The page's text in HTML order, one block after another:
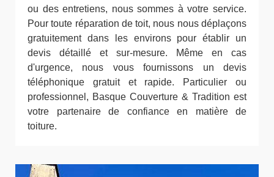
ou des entretiens, nous sommes à votre service.
Pour toute réparation de toit, nous nous déplaçons
gratuitement dans les environs pour établir un
devis détaillé et sur-mesure. Même en cas
d'urgence, nous vous fournissons un devis
téléphonique gratuit et rapide. Particulier ou
professionnel, Basque Couverture & Tradition est
votre partenaire de confiance en matière de
toiture.